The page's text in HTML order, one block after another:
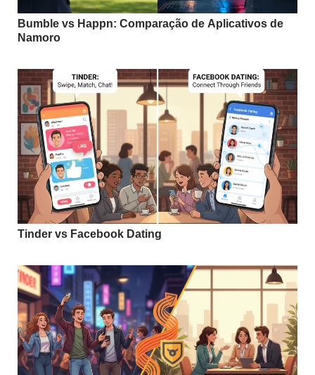
Bumble vs Happn: Comparação de Aplicativos de
Namoro
Tinder vs Facebook Dating